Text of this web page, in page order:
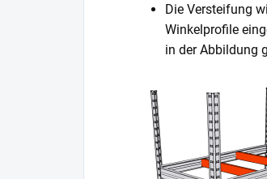
Die Versteifung
Winkelprofile
in der Abbildung